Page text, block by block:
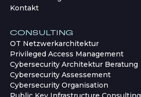
Kontakt
CONSULTING
OT Netzwerkarchitektur
Privileged Access Management
Cybersecurity Architektur Beratung
Cybersecurity Assessement
Cybersecurity Organisation